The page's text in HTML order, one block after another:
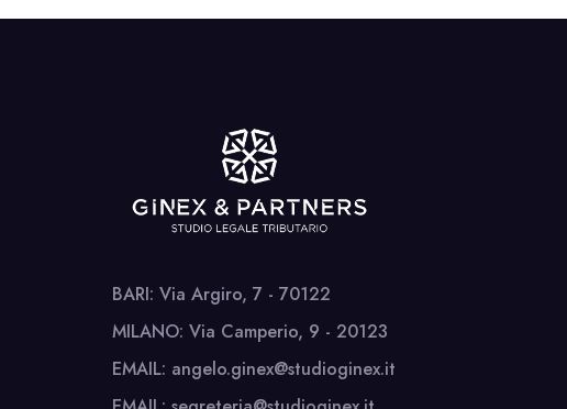
BARI: Via Argiro, 7 - 70122
MILANO: Via Camperio, 9 - 20123
EMAIL: angelo.ginex@studioginex.it